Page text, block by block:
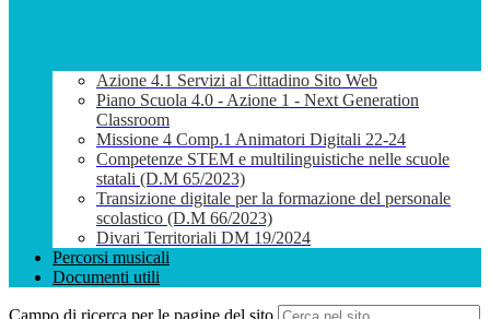
Azione 4.1 Servizi al Cittadino Sito Web
Piano Scuola 4.0 - Azione 1 - Next Generation
Classroom
Missione 4 Comp.1 Animatori Digitali 22-24
Competenze STEM e multilinguistiche nelle scuole
statali (D.M 65/2023)
Transizione digitale per la formazione del personale
scolastico (D.M 66/2023)
Divari Territoriali DM 19/2024
Percorsi musicali
Documenti utili